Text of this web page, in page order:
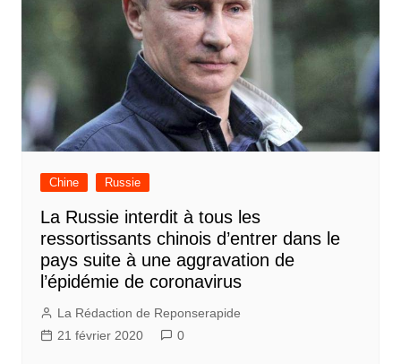
Chine Russie
La Russie interdit à tous les
ressortissants chinois d’entrer dans le
pays suite à une aggravation de
l’épidémie de coronavirus
La Rédaction de Reponserapide
21 février 2020
0